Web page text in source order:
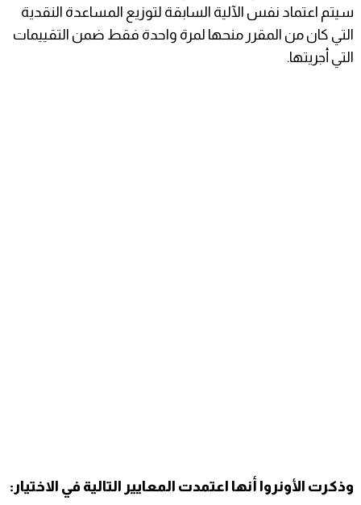
سيتم اعتماد نفس الآلية السابقة لتوزيع المساعدة النقدية
التي كان من المقرر منحها لمرة واحدة فقط ضمن التقييمات
التي أجريتها.
وذكرت الأونروا أنها اعتمدت المعايير التالية في الاختيار: